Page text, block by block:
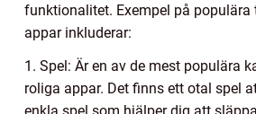
funktionalitet. Exempel på populära
appar inkluderar:
1. Spel: Är en av de mest populära
roliga appar. Det finns ett otal spel